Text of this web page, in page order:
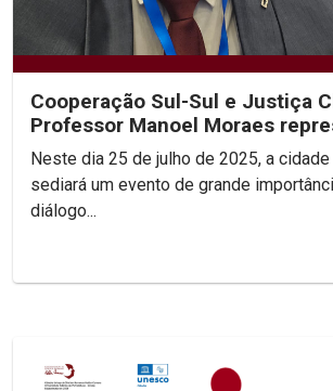
Cooperação Sul-Sul e Justiça
Professor Manoel Moraes
UNICAP em sua 2ª...
Neste dia 25 de julho de 2025, a
sediará um evento de grande
diálogo...